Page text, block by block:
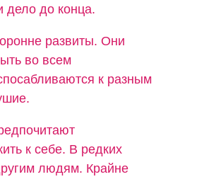
дело до конца.
развиты. Они
во всем
к разным
к себе. В редких
людям. Крайне